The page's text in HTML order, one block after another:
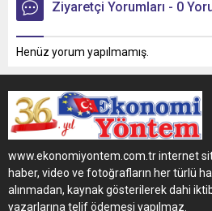
Ziyaretçi Yorumları - 0
Henüz yorum yapılmamış.
www.ekonomiyontem.com.tr internet
haber, video ve fotoğrafların her türlü
alınmadan, kaynak gösterilerek dahi
yazarlarına telif ödemesi yapılmaz.